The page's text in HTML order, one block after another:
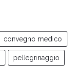
convegno medico
pellegrinaggio